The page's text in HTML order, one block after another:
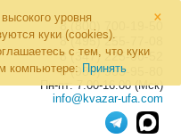
×
уровня
куки (cookies).
с тем, что куки
компьютере: Принять
8 (800) 700-19-50
8 (495) 255-77-08
8 (347) 225-00-52
8 (986) 963-95-80
Пн-пт: 7.00-16.00 (Мск)
info@kvazar-ufa.com